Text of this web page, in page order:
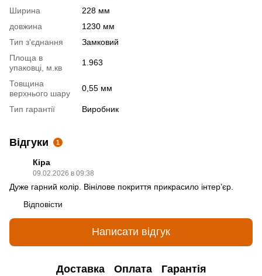
Ширина
228 мм
довжина
1230 мм
Тип з'єднання
Замковий
Площа в
упаковці, м.кв
1.963
Товщина
верхнього шару
0,55 мм
Тип гарантії Виробник
Відгуки 1
Кіра
09.02.2026 в 09:38
Дуже гарний колір. Вінілове покриття прикрасило інтер’єр.
Відповісти
Написати відгук
Доставка Оплата Гарантія